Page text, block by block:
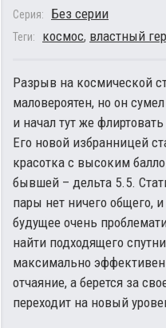
Серия: Без серии
Теги: космос, властный
Разрыв на космической
маловероятен, но он
и начал тут же
Его новой избранницей
красотка с высоким
бывшей – дельта 5.5.
пары нет ничего общего,
будущее очень
найти подходящего
максимально
отчаяние, а берется за
переходит на новый